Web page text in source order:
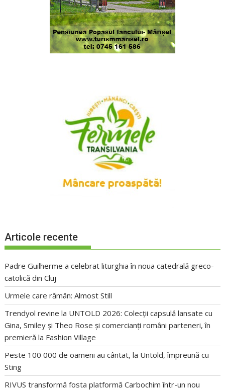
Articole recente
Padre Guilherme a celebrat liturghia în noua catedrală greco-
catolică din Cluj
Urmele care rămân: Almost Still
Trendyol revine la UNTOLD 2026: Colecții capsulă lansate cu
Gina, Smiley și Theo Rose și comercianți români parteneri, în
premieră la Fashion Village
Peste 100 000 de oameni au cântat, la Untold, împreună cu
Sting
RIVUS transformă fosta platformă Carbochim într-un nou